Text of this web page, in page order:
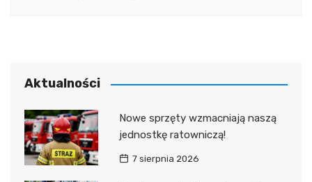
Aktualności
Nowe sprzęty wzmacniają naszą
jednostkę ratowniczą!
7 sierpnia 2026